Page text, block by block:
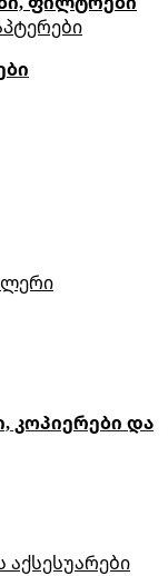
კოპიერები და
აქსესუარები